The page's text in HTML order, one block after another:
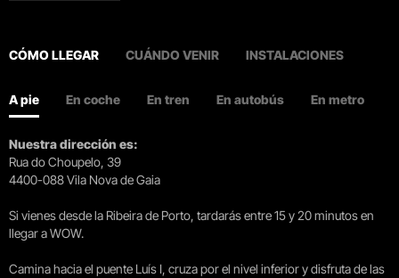
CÓMO LLEGAR CUÁNDO VENIR INSTALACIONES
A pie En coche En tren En autobús En metro
Nuestra dirección es:
Rua do Choupelo, 39
4400-088 Vila Nova de Gaia
Si vienes desde la Ribeira de Porto, tardarás entre 15 y 20 minutos en
llegar a WOW.
Camina hacia el puente Luís I, cruza por el nivel inferior y disfruta de las